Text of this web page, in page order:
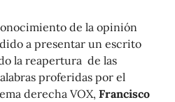
de la opinión
a presentar un escrito
la reapertura de las
proferidas por el
derecha VOX, Francisco